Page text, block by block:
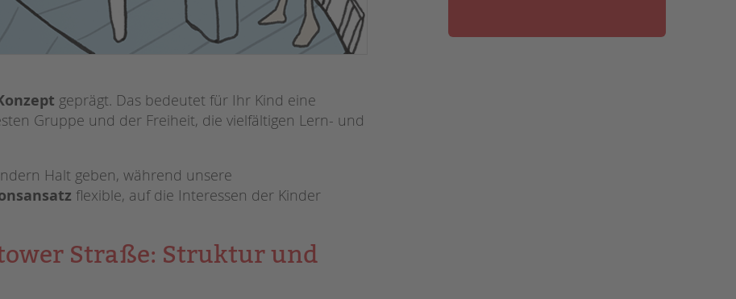
geprägt. Das bedeutet für Ihr Kind eine
Gruppe und der Freiheit, die vielfältigen Lern- und
Halt geben, während unsere
flexible, auf die Interessen der Kinder
Straße: Struktur und